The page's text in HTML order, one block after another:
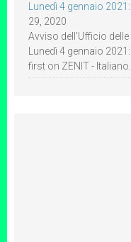
Lunedì 4 gennaio
29, 2020
Avviso dell’Ufficio
Lunedì 4 gennaio
first on ZENIT - Italiano.